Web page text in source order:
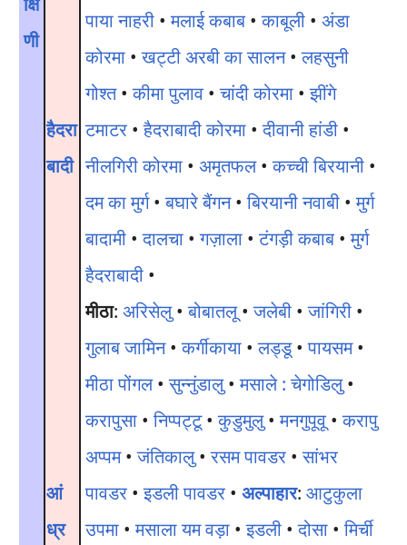
णी
हैदरा
बादी
पाया नाहरी •मलाई कबाब •काबूली • अंडा
कोरमा •खट्टी अरबी का सालन•लहसुनी
गोश्त•कीमा पुलाव •चांदी कोरमा •झींगे
टमाटर •हैदराबादी कोरमा •दीवानी हांडी •
नीलगिरी कोरमा • अमृतफल•कच्ची बिरयानी •
दम का मुर्ग•बघारे बैंगन•बिरयानी नवाबी •मुर्ग
बादामी •दालचा •गज़ाला •टंगड़ी कबाब •मुर्ग
हैदराबादी •
आं
ध्र
मीठा: अरिसेलु•बोबातलू•जलेबी •जांगिरी •
गुलाब जामिन•कर्गीकाया •लड्डू•पायसम•
मीठा पोंगल•सुन्नुंडालु•मसाले : चेगोडिलु•
करापुसा •निप्पट्टू•कुडुमुलु•मनगुपूवू •करापु
अप्पम•जंतिकालु•रसम पावडर •सांभर
पावडर •इडली पावडर • अल्पाहार: आटुकुला
उपमा •मसाला यम वड़ा •इडली •दोसा •मिर्ची